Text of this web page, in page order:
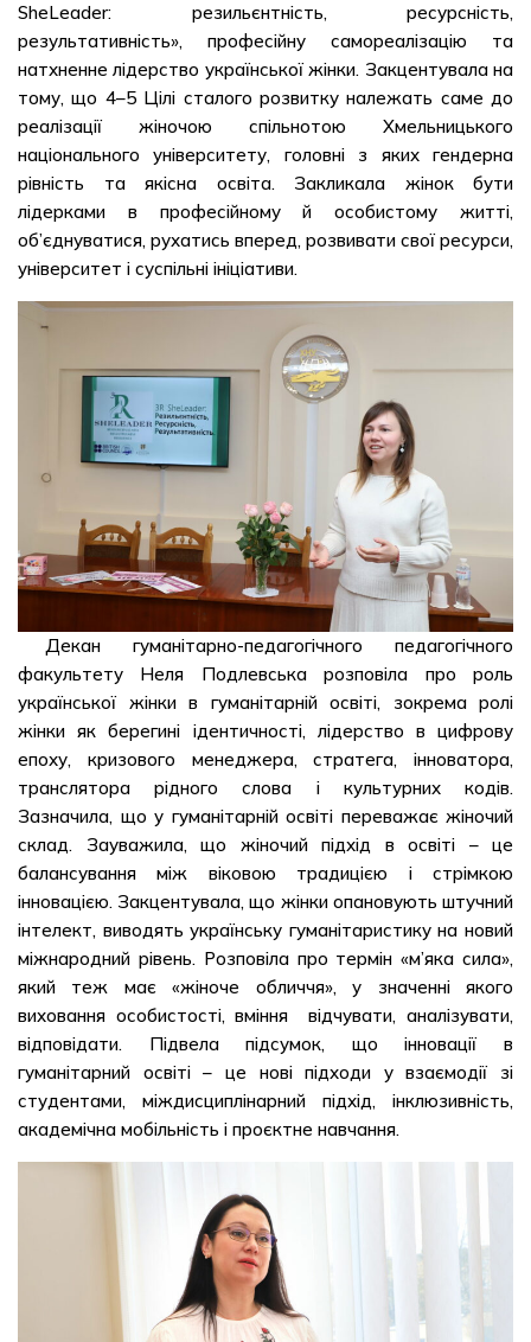
SheLeader: резильєнтність, ресурсність,
результативність», професійну самореалізацію та
натхненне лідерство української жінки. Закцентувала на
тому, що 4–5 Цілі сталого розвитку належать саме до
реалізації жіночою спільнотою Хмельницького
національного університету, головні з яких гендерна
рівність та якісна освіта. Закликала жінок бути
лідерками в професійному й особистому житті,
об’єднуватися, рухатись вперед, розвивати свої ресурси,
університет і суспільні ініціативи.
Декан гуманітарно-педагогічного педагогічного
факультету Неля Подлевська розповіла про роль
української жінки в гуманітарній освіті, зокрема ролі
жінки як берегині ідентичності, лідерство в цифрову
епоху, кризового менеджера, стратега, інноватора,
транслятора рідного слова і культурних кодів.
Зазначила, що у гуманітарній освіті переважає жіночий
склад. Зауважила, що жіночий підхід в освіті – це
балансування між віковою традицією і стрімкою
інновацією. Закцентувала, що жінки опановують штучний
інтелект, виводять українську гуманітаристику на новий
міжнародний рівень. Розповіла про термін «м’яка сила»,
який теж має «жіноче обличчя», у значенні якого
виховання особистості, вміння відчувати, аналізувати,
відповідати. Підвела підсумок, що інновації в
гуманітарний освіті – це нові підходи у взаємодії зі
студентами, міждисциплінарний підхід, інклюзивність,
академічна мобільність і проєктне навчання.